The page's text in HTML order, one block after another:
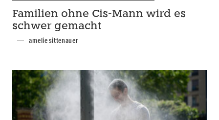
Familien ohne Cis-Mann wird es
schwer gemacht
amelie sittenauer